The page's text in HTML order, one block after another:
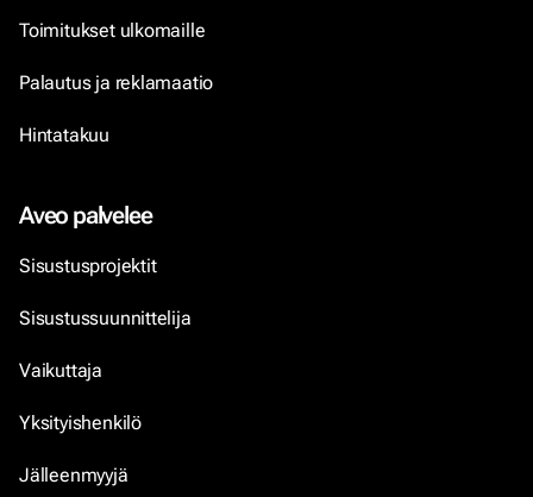
Toimitukset ulkomaille
Palautus ja reklamaatio
Hintatakuu
Aveo palvelee
Sisustusprojektit
Sisustussuunnittelija
Vaikuttaja
Yksityishenkilö
Jälleenmyyjä